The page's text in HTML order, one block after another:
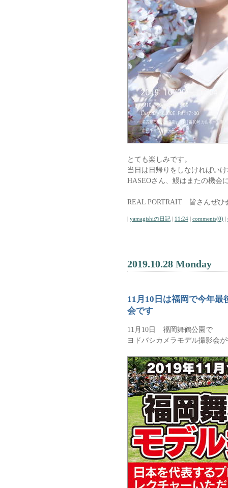
とても楽しみです。
当日は日帰りをしなければい
HASEOさん、鰻はまたの機会
REAL PORTRAIT 皆さんぜひ
| yamagishiの日記 | 11:24 | comments(0) |
2019.10.28 Monday
11月10日は福岡で今年
会です
11月10日 福岡舞鶴公園で
ヨドバシカメラモデル撮影会